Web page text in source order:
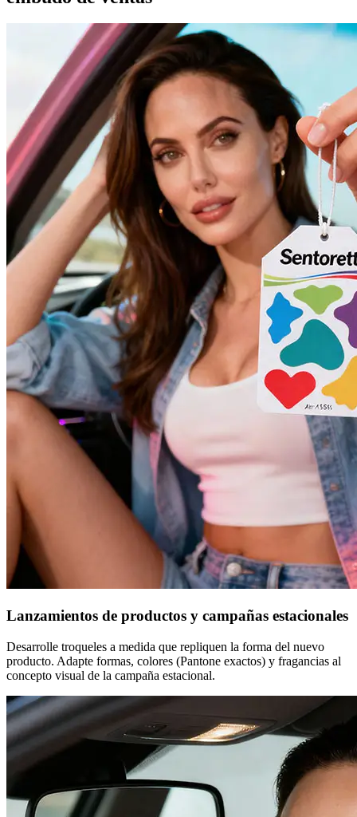
Lanzamientos de productos y campañas estacionales
Desarrolle troqueles a medida que repliquen la forma del nuevo
producto. Adapte formas, colores (Pantone exactos) y fragancias al
concepto visual de la campaña estacional.